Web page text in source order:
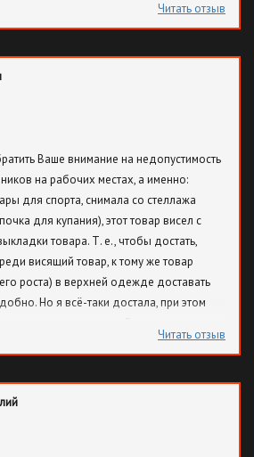
сама лично вызвала полицию, на айпаде
я его обвинила в краже моего
старшего охранника Рустамова Б. Н.,
кивком. Зимницкий поняв, что
полиции при этом обвинив
оставлять не собираюсь. Охранника
на проф. пригодность и на
и жаргон, типа, скинула,
дома был один ребёнок 6-и лет, я
за это! Кто мне возместит моральный
я не украла ни крошки хлеба, а меня
и еще угрожали судом за клевеиту!
умеют разговаривать "ШО" "ЛОЖИЛА".
лишний товар! И это практикуется
Читать отзыв
Ваше внимание на недопустимость
на рабочих местах, а именно:
для спорта, снимала со стеллажа
для купания), этот товар висел с
товара. Т. е., чтобы достать,
висящий товар, к тому же товар
роста) в верхней одежде доставать
Но я всё-таки достала, при этом
(Рамир), фамилию он назвать хамовато
свою помощь, он начал хамить.
на «ты», даже несмотря на
к нему на «вы» (мне хорошо за 40
Ваш сотрудник вот так: «Повесь
Читать отзыв